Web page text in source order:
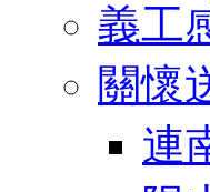
義工
關懷
連